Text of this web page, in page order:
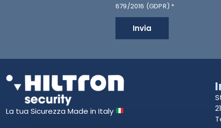
679/2016 (GDPR) *
Invia
La tua Sicurezza Made in Italy